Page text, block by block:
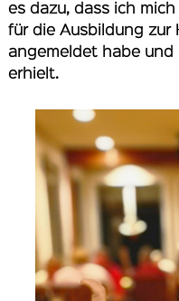
es dazu, dass ich mich
für die Ausbildung zur
angemeldet habe und
erhielt.